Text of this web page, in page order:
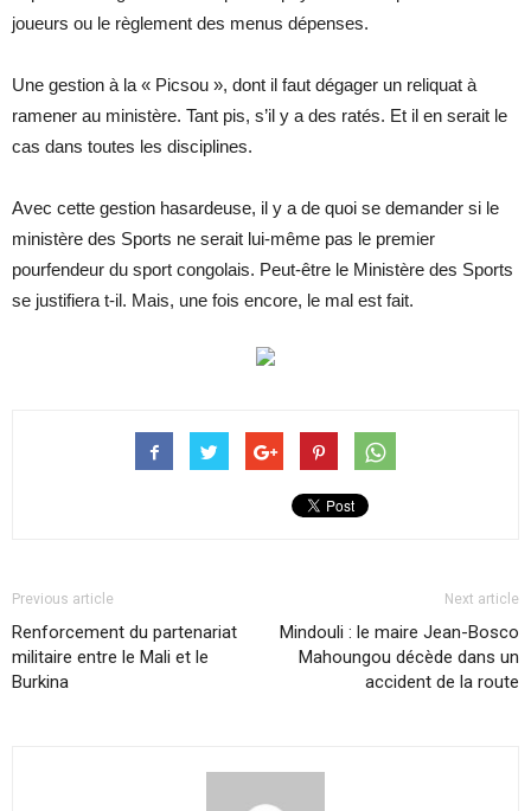
joueurs ou le règlement des menus dépenses.
Une gestion à la « Picsou », dont il faut dégager un reliquat à
ramener au ministère. Tant pis, s’il y a des ratés. Et il en serait le
cas dans toutes les disciplines.
Avec cette gestion hasardeuse, il y a de quoi se demander si le
ministère des Sports ne serait lui-même pas le premier
pourfendeur du sport congolais. Peut-être le Ministère des Sports
se justifiera t-il. Mais, une fois encore, le mal est fait.
Previous article
Renforcement du partenariat
militaire entre le Mali et le
Burkina
Next article
Mindouli : le maire Jean-Bosco
Mahoungou décède dans un
accident de la route